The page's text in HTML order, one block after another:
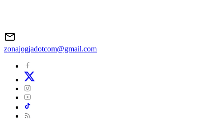
zonajogjadotcom@gmail.com